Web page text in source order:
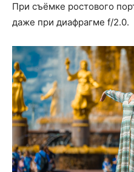
При съёмке ростового
даже при диафрагме f/2.0.